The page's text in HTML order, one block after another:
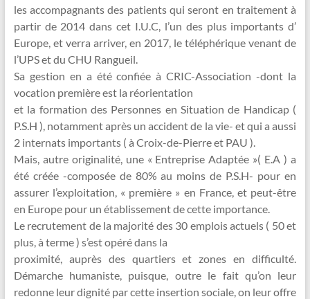
les accompagnants des patients qui seront en traitement à
partir de 2014 dans cet I.U.C, l’un des plus importants d’
Europe, et verra arriver, en 2017, le téléphérique venant de
l’UPS et du CHU Rangueil.
Sa gestion en a été confiée à CRIC-Association -dont la
vocation première est la réorientation
et la formation des Personnes en Situation de Handicap (
P.S.H ), notamment après un accident de la vie- et qui a aussi
2 internats importants ( à Croix-de-Pierre et PAU ).
Mais, autre originalité, une « Entreprise Adaptée »( E.A ) a
été créée -composée de 80% au moins de P.S.H- pour en
assurer l’exploitation, « première » en France, et peut-être
en Europe pour un établissement de cette importance.
Le recrutement de la majorité des 30 emplois actuels ( 50 et
plus, à terme ) s’est opéré dans la
proximité, auprès des quartiers et zones en difficulté.
Démarche humaniste, puisque, outre le fait qu’on leur
redonne leur dignité par cette insertion sociale, on leur offre